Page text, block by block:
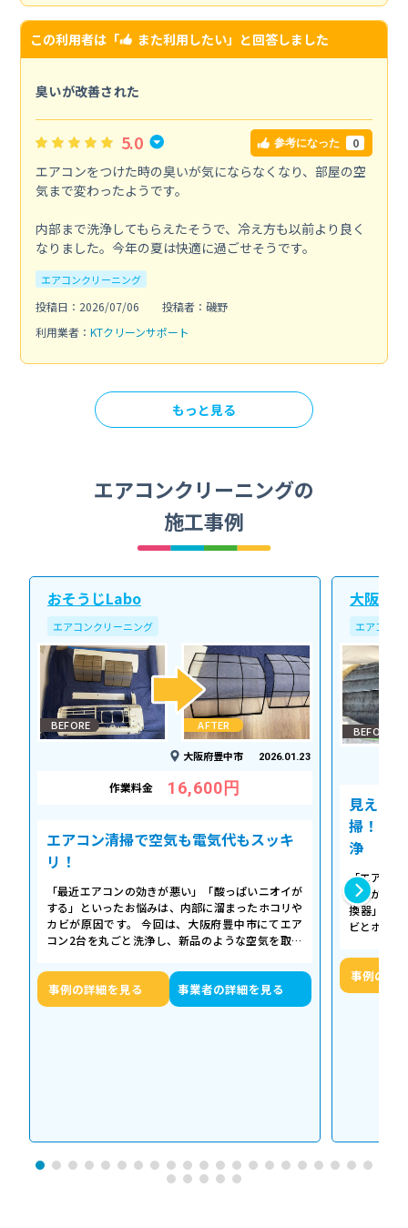
この利用者は「 また利用したい」と回答しました
臭いが改善された
5.0 参考になった 0
エアコンをつけた時の臭いが気にならなくなり、部屋の空
気まで変わったようです。
内部まで洗浄してもらえたそうで、冷え方も以前より良く
なりました。今年の夏は快適に過ごせそうです。
エアコンクリーニング
投稿日：2026/07/06
投稿者：磯野
利用業者： KTクリーンサポート
もっと見る
エアコンクリーニングの
施工事例
おそうじLabo
エアコンクリーニング
BEFORE AFTER
大阪府豊中市 2026.01.23
作業料金 16,600円
エアコン清掃で空気も電気代もスッキ
リ！
「最近エアコンの効きが悪い」「酸っぱいニオイが
する」といったお悩みは、内部に溜まったホコリや
カビが原因です。 今回は、大阪府豊中市にてエア
コン2台を丸ごと洗浄し、新品のような空気を取り
事例の詳細を見る 事業者の詳細を見る
大阪北
エアコン
BEFORE
見えな
掃！空
浄
「エアコ
た気がす
換器」の
ビとホコ
事例の詳